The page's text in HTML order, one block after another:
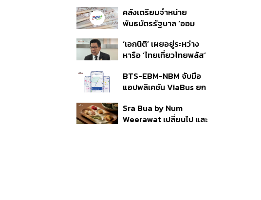
สิน’ สิริอายุ 103 ปี แกนนำ
เพื่อไทย-บุคคลหลาก
คลังเตรียมจำหน่าย
พันธบัตรรัฐบาล ‘ออม
ก.ย.นี้ อาจเพิ่มสัดส่วนการ
ขายแบบ Small Lot First
‘เอกนิติ’ เผยอยู่ระหว่าง
หารือ ‘ไทยเที่ยวไทยพลัส’
แสนล้าน มั่นใจงบต่อ ‘ไทย
ช่วยไทย พลัส’ เฟส 2 มี
BTS-EBM-NBM จับมือ
แอปพลิเคชัน ViaBus ยก
รถไฟฟ้า 3 สายแบบเรียล
ไทม์
Sra Bua by Num
Weerawat เปลี่ยนไป และ